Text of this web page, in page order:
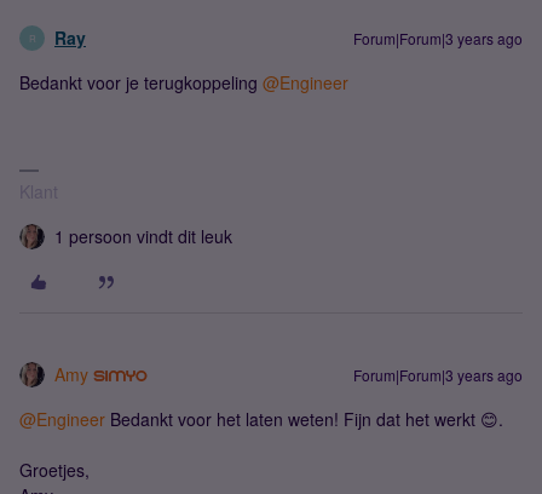
R Ray Forum|Forum|3 years ago
Bedankt voor je terugkoppeling @Engineer
Klant
1 persoon vindt dit leuk
Amy Forum|Forum|3 years ago
@Engineer Bedankt voor het laten weten! Fijn dat het werkt 😊.
Groetjes,